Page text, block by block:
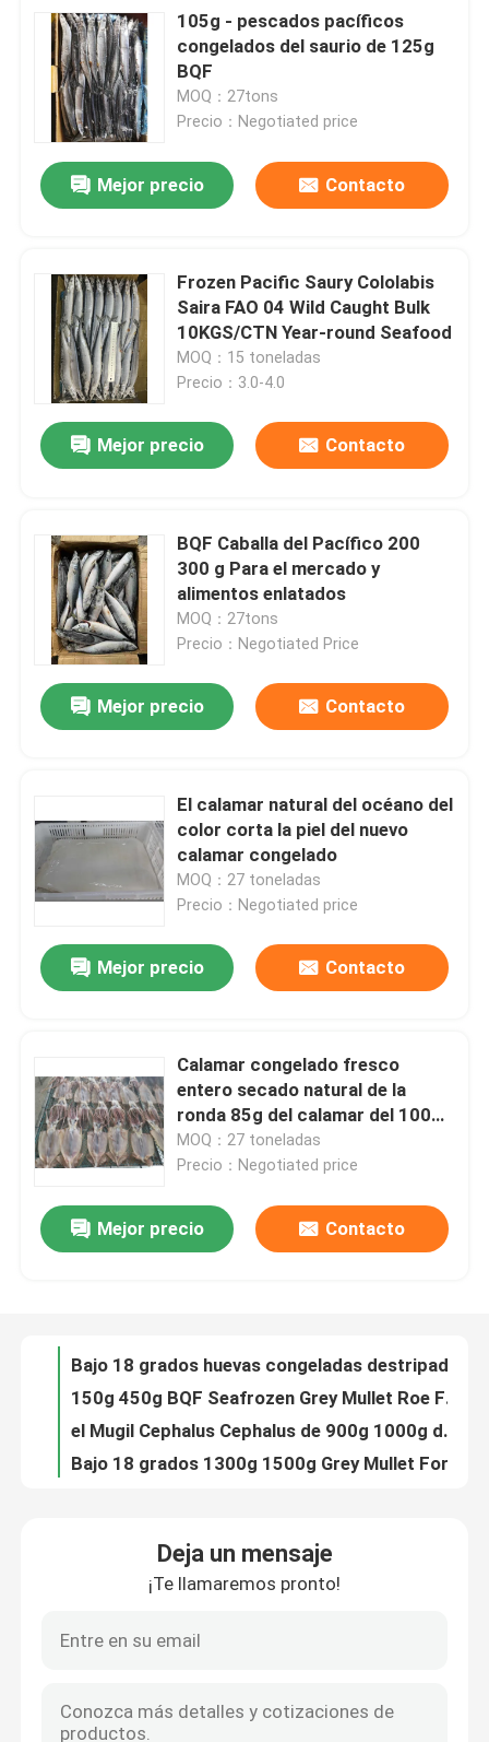
En casa.
Vídeos
Control de calidad
Solicitar una cotización
105g - pescados pacíficos
congelados del saurio de 125g
BQF
MOQ：27tons
Precio：Negotiated price
Mejor precio Contacto
Frozen Pacific Saury Cololabis
Saira FAO 04 Wild Caught Bulk
10KGS/CTN Year-round Seafood
MOQ：15 toneladas
Precio：3.0-4.0
Mejor precio Contacto
BQF Caballa del Pacífico 200
300 g Para el mercado y
alimentos enlatados
MOQ：27tons
Precio：Negotiated Price
Mejor precio Contacto
El calamar natural del océano del
color corta la piel del nuevo
calamar congelado
MOQ：27 toneladas
Precio：Negotiated price
Mejor precio Contacto
Calamar congelado fresco
entero secado natural de la
ronda 85g del calamar del 100%
Illex
MOQ：27 toneladas
Precio：Negotiated price
Mejor precio Contacto
Caballa congelada fresca del Pacífico 100g 140g BQF para el hotel
el Mugil Cephalus Cephalus de 900g 1000g destripó a Grey Mullet congelado
Mugil Cephalus Cephalus 1400g Grey Mullet congelado sano
Deja un mensaje
¡Te llamaremos pronto!